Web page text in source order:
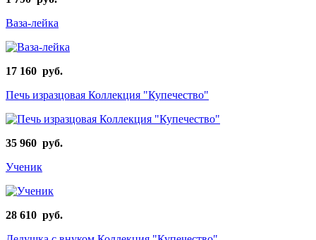
Ваза-лейка
17 160 руб.
Печь изразцовая Коллекция "Купечество"
35 960 руб.
Ученик
28 610 руб.